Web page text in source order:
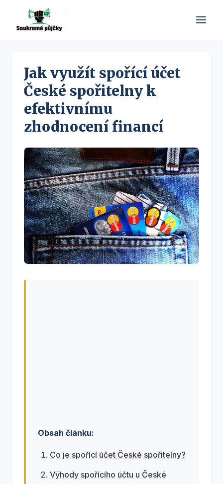
Jak využít spořící účet
České spořitelny k
efektivnímu
zhodnocení financí
Obsah článku:
Co je spořící účet České spořitelny?
Výhody spořícího účtu u České